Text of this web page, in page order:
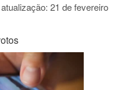
21 de fevereiro